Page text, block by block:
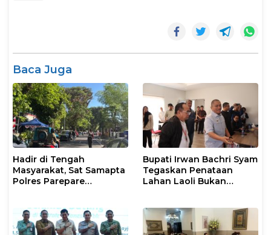
Baca Juga
Hadir di Tengah
Masyarakat, Sat Samapta
Polres Parepare
Bupati Irwan Bachri Syam
Tegaskan Penataan
Lahan Laoli Bukan